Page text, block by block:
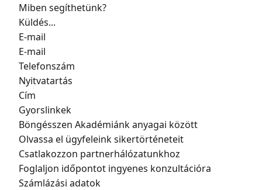
Miben segíthetünk?
Küldés...
E-mail
E-mail
Telefonszám
Nyitvatartás
Cím
Gyorslinkek
Böngésszen Akadémiánk anyagai között
Olvassa el ügyfeleink sikertörténeteit
Csatlakozzon partnerhálózatunkhoz
Foglaljon időpontot ingyenes konzultációra
Számlázási adatok